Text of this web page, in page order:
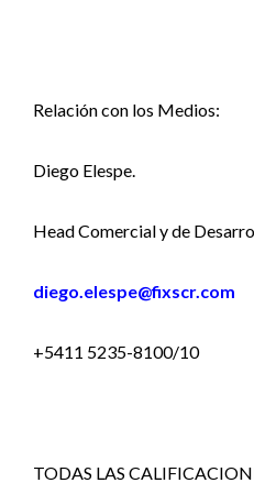
Relación con los Medios:
Diego Elespe.
Head Comercial y de
diego.elespe@fixscr.com
+5411 5235-8100/10
TODAS LAS